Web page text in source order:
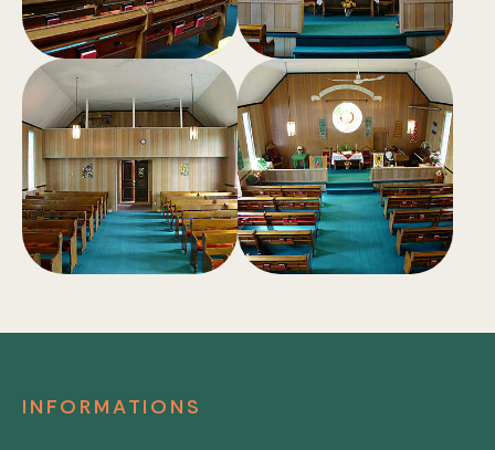
INFORMATIONS